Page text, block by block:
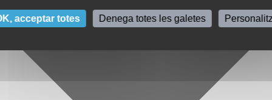
acceptar totes Denega totes les galetes